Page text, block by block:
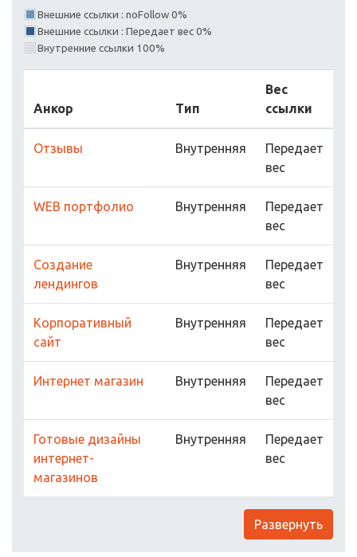
Внешние ссылки : noFollow 0%
Внешние ссылки : Передает вес 0%
Внутренние ссылки 100%
Анкор Тип
Вес
ссылки
Отзывы Внутренняя
Передает
вес
WEB портфолио Внутренняя
Передает
вес
Создание
лендингов
Внутренняя
Передает
вес
Корпоративный
сайт
Внутренняя
Передает
вес
Интернет магазин Внутренняя
Передает
вес
Готовые дизайны
интернет-
магазинов
Внутренняя
Передает
вес
Развернуть